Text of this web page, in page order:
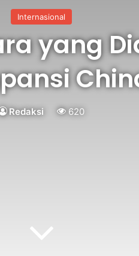
Internasional
yang
Redaksi 620